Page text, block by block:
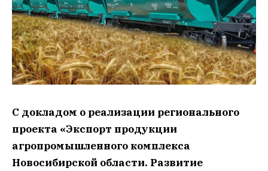
С докладом о реализации регионального
проекта «Экспорт продукции
агропромышленного комплекса
Новосибирской области. Развитие